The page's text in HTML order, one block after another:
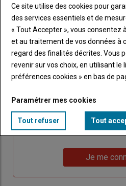
Sous-
titre
Vous êtes
TITRE
de votre
Lien
"Créer
Créer un
Lien
de
Réinitialiser votre
me
Je me
Ce site utilise des cookies pour
des services essentiels et de
« Tout Accepter », vous consentez
et au traitement de vos données à
regard des finalités décrites. Vous
revenir sur vos choix, en utilisant le
préférences cookies » en bas de
Paramétrer mes cookies
Tout refuser Tout